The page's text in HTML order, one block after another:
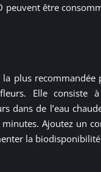
peuvent être
la plus
Elle consiste
dans de l’eau
Ajoutez un
la biodisponibilité